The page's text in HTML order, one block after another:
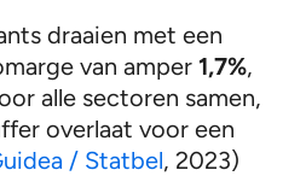
draaien met een
van amper 1,7%,
alle sectoren samen,
overlaat voor een
/ Statbel, 2023)